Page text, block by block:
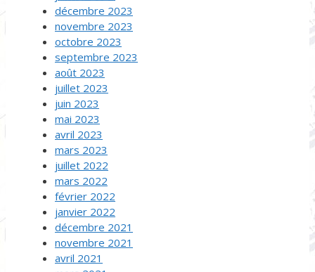
décembre 2023
novembre 2023
octobre 2023
septembre 2023
août 2023
juillet 2023
juin 2023
mai 2023
avril 2023
mars 2023
juillet 2022
mars 2022
février 2022
janvier 2022
décembre 2021
novembre 2021
avril 2021